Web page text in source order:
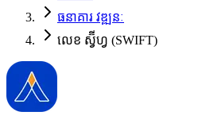
ធនាគារ វឌ្ឍនៈ
លេខ ស្វ៊ីហ្វ (SWIFT)